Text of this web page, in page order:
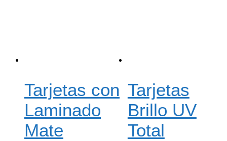
Tarjetas con
Laminado
Mate
Tarjetas
Brillo UV
Total